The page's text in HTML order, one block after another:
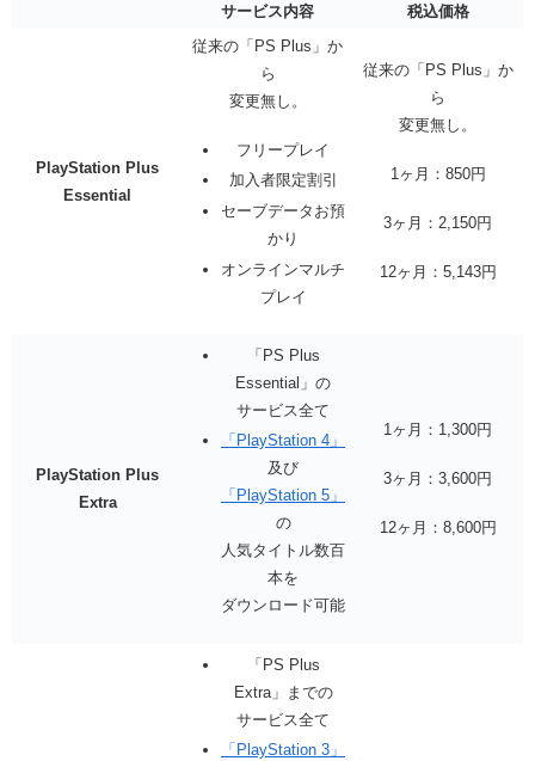
サービス内容 税込価格
PlayStation Plus
Essential
従来の「PS Plus」か
ら
変更無し。
フリープレイ
加入者限定割引
セーブデータお預
かり
オンラインマルチ
プレイ
従来の「PS Plus」か
ら
変更無し。
1ヶ月：850円
3ヶ月：2,150円
12ヶ月：5,143円
PlayStation Plus
Extra
「PS Plus
Essential」の
サービス全て
「PlayStation 4」
及び
「PlayStation 5」
の
人気タイトル数百
本を
ダウンロード可能
1ヶ月：1,300円
3ヶ月：3,600円
12ヶ月：8,600円
「PS Plus
Extra」までの
サービス全て
「PlayStation 3」